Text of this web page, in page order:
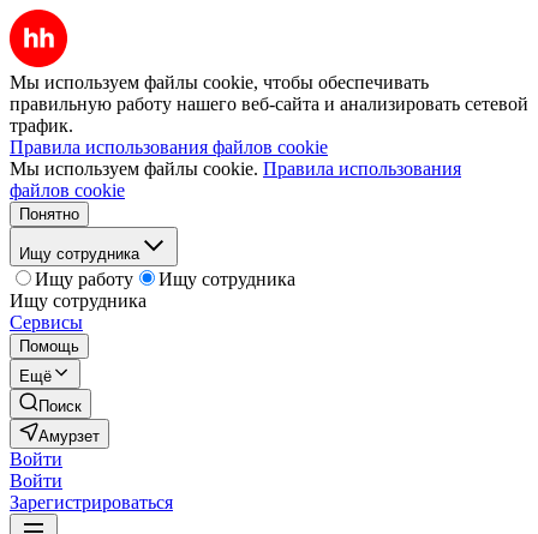
Мы используем файлы cookie, чтобы обеспечивать
правильную работу нашего веб-сайта и анализировать сетевой
трафик.
Правила использования файлов cookie
Мы используем файлы cookie. Правила использования
файлов cookie
Понятно
Ищу сотрудника
Ищу работу
Ищу сотрудника
Ищу сотрудника
Сервисы
Помощь
Ещё
Поиск
Амурзет
Войти
Войти
Зарегистрироваться